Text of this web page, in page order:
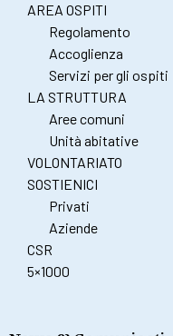
AREA OSPITI
Regolamento
Accoglienza
Servizi per gli ospiti
LA STRUTTURA
Aree comuni
Unità abitative
VOLONTARIATO
SOSTIENICI
Privati
Aziende
CSR
5×1000